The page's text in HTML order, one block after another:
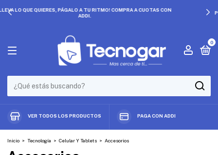
PRECIOS QUE NO SE REPITEN. ¡APROVECHA DESCUENTOS EXCLUSIVOS!
0
VER TODOS LOS PRODUCTOS PAGA CON ADDI
Inicio > Tecnología > Celular Y Tablets > Accesorios